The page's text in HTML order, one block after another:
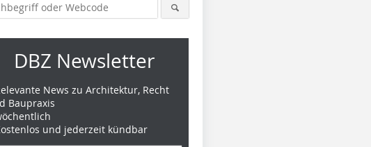
DBZ Newsletter
News zu Architektur, Recht
Baupraxis
und jederzeit kündbar